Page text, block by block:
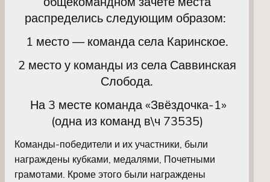
распределись следующим образом:
1 место — команда села Каринское.
2 место у команды из села Саввинская
Слобода.
На 3 месте команда «Звёздочка-1»
(одна из команд в\ч 73535)
Команды-победители и их участники, были
награждены кубками, медалями, Почетными
грамотами. Кроме этого были награждены